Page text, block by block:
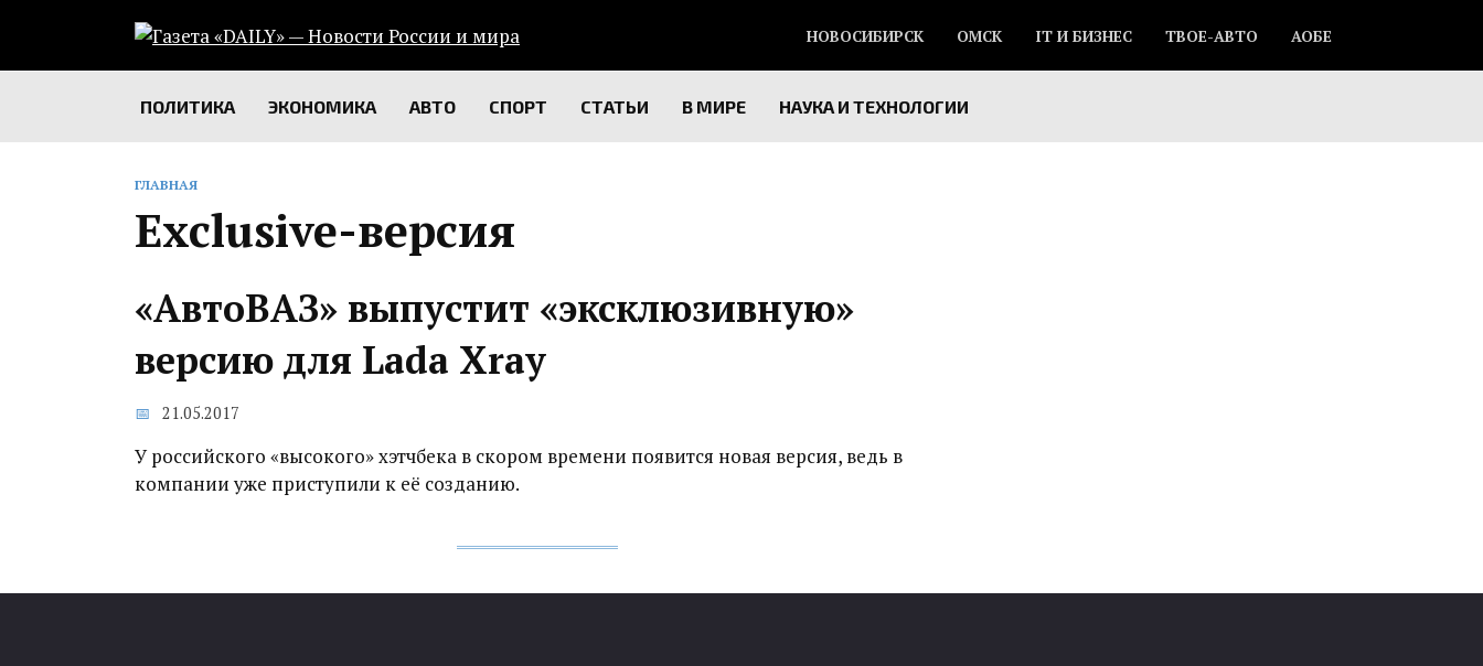
содержанию
НОВОСИБИРСК ОМСК IT И БИЗНЕС ТВОЕ-АВТО АОБЕ
ПОЛИТИКА ЭКОНОМИКА АВТО СПОРТ СТАТЬИ В МИРЕ НАУКА И ТЕХНОЛОГИИ
ГЛАВНАЯ
Exclusive-версия
«АвтоВАЗ» выпустит «эксклюзивную»
версию для Lada Xray
21.05.2017
У российского «высокого» хэтчбека в скором времени появится новая версия, ведь в
компании уже приступили к её созданию.